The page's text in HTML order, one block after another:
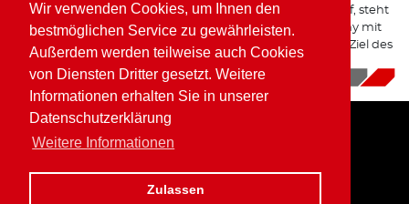
Wir verwenden Cookies, um Ihnen den
bestmöglichen Service zu gewährleisten.
Außerdem werden teilweise auch Cookies
von Diensten Dritter gesetzt. Weitere
Informationen erhalten Sie in unserer
Datenschutzerklärung
Weitere Informationen
Zulassen
Doch bevor Kaufmann zurück in den Formel Boliden darf, steht
erneut eine Veranstaltung der Cup & Tourenwagen Trophy mit
dem BMW Z4 M Coupe in Oschersleben an, wo das klare Ziel des
30.04.2019
Home Impressum